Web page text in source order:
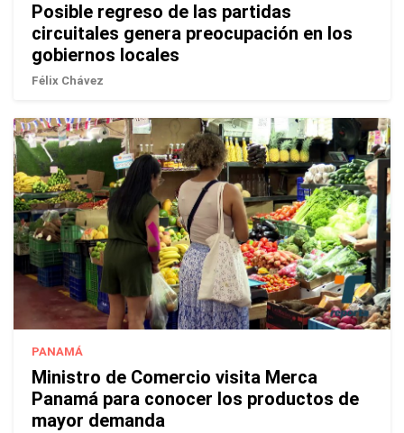
Posible regreso de las partidas
circuitales genera preocupación en los
gobiernos locales
Félix Chávez
PANAMÁ
Ministro de Comercio visita Merca
Panamá para conocer los productos de
mayor demanda